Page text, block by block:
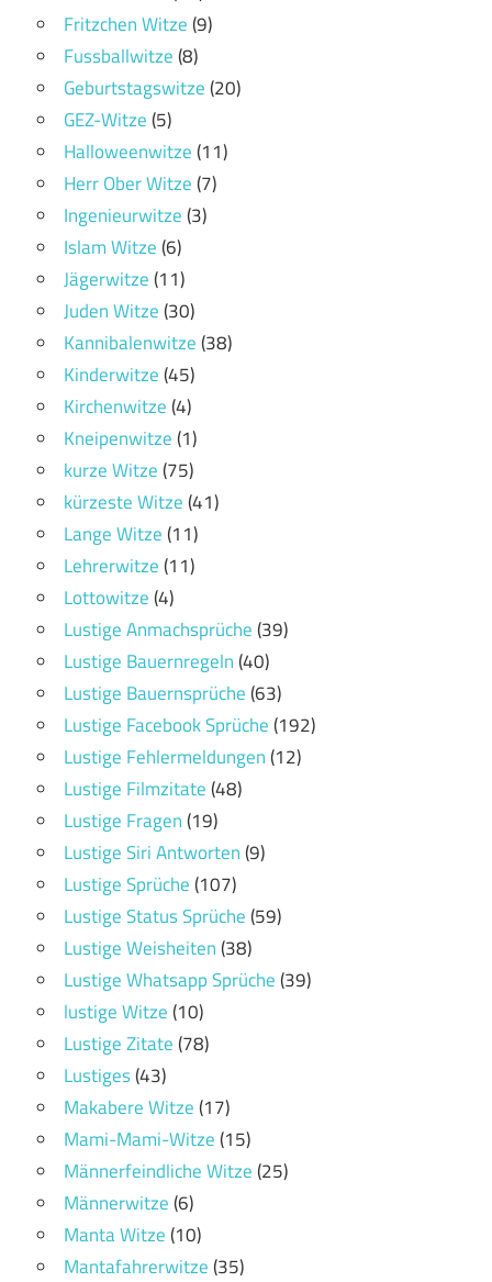
Fritzchen Witze(9)
Fussballwitze(8)
Geburtstagswitze(20)
GEZ-Witze(5)
Halloweenwitze(11)
Herr Ober Witze(7)
Ingenieurwitze(3)
Islam Witze(6)
Jägerwitze(11)
Juden Witze(30)
Kannibalenwitze(38)
Kinderwitze(45)
Kirchenwitze(4)
Kneipenwitze(1)
kurze Witze(75)
kürzeste Witze(41)
Lange Witze(11)
Lehrerwitze(11)
Lottowitze(4)
Lustige Anmachsprüche(39)
Lustige Bauernregeln(40)
Lustige Bauernsprüche(63)
Lustige Facebook Sprüche(192)
Lustige Fehlermeldungen(12)
Lustige Filmzitate(48)
Lustige Fragen(19)
Lustige Siri Antworten(9)
Lustige Sprüche(107)
Lustige Status Sprüche(59)
Lustige Weisheiten(38)
Lustige Whatsapp Sprüche(39)
lustige Witze(10)
Lustige Zitate(78)
Lustiges(43)
Makabere Witze(17)
Mami-Mami-Witze(15)
Männerfeindliche Witze(25)
Männerwitze(6)
Manta Witze(10)
Mantafahrerwitze(35)